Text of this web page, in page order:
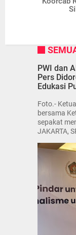
PWI dan
Pers
Edukasi
Foto.-
bersama
sepakat
JAKARTA,